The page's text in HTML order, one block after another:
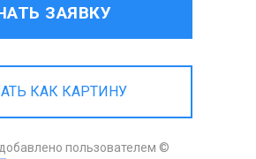
ЗАЯВКУ
КАК КАРТИНУ
пользователем ©